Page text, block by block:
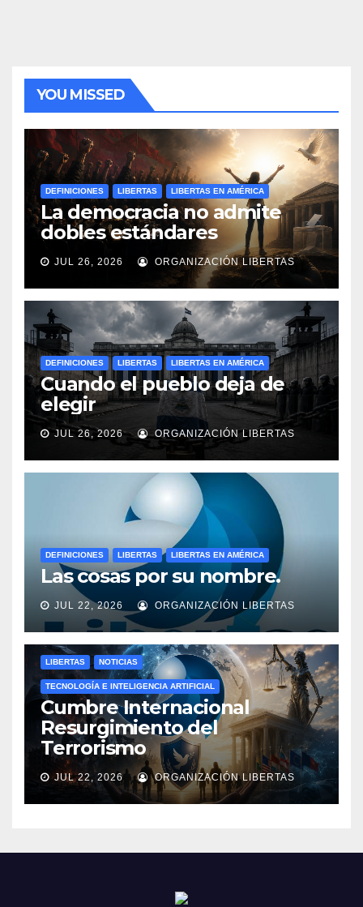
YOU MISSED
DEFINICIONES LIBERTAS LIBERTAS EN AMÉRICA
La democracia no admite
dobles estándares
JUL 26, 2026 ORGANIZACIÓN LIBERTAS
DEFINICIONES LIBERTAS LIBERTAS EN AMÉRICA
Cuando el pueblo deja de
elegir
JUL 26, 2026 ORGANIZACIÓN LIBERTAS
DEFINICIONES LIBERTAS LIBERTAS EN AMÉRICA
Las cosas por su nombre.
JUL 22, 2026 ORGANIZACIÓN LIBERTAS
LIBERTAS NOTICIAS
TECNOLOGÍA E INTELIGENCIA ARTIFICIAL
Cumbre Internacional
Resurgimiento del
Terrorismo
JUL 22, 2026 ORGANIZACIÓN LIBERTAS